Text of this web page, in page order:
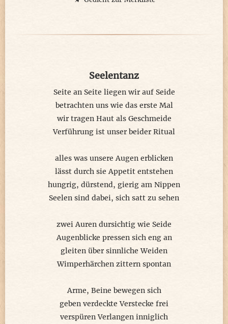
Seelentanz
Seite an Seite liegen wir auf Seide
betrachten uns wie das erste Mal
wir tragen Haut als Geschmeide
Verführung ist unser beider Ritual
alles was unsere Augen erblicken
lässt durch sie Appetit entstehen
hungrig, dürstend, gierig am Nippen
Seelen sind dabei, sich satt zu sehen
zwei Auren dursichtig wie Seide
Augenblicke pressen sich eng an
gleiten über sinnliche Weiden
Wimperhärchen zittern spontan
Arme, Beine bewegen sich
geben verdeckte Verstecke frei
verspüren Verlangen inniglich